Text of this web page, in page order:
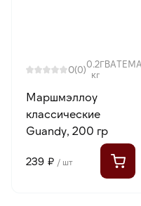
0(0)0.2
кг
Маршмэллоу
классические
Guandy, 200 гр
239 ₽ / шт